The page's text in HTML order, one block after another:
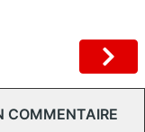
COMMENTAIRE